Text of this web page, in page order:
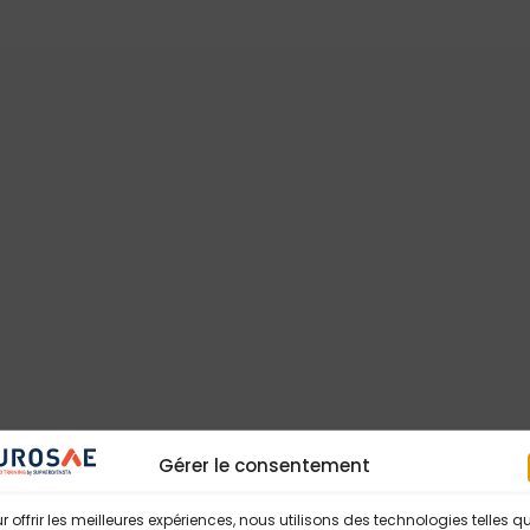
Gérer le consentement
offrir les meilleures expériences, nous utilisons des technologies telles